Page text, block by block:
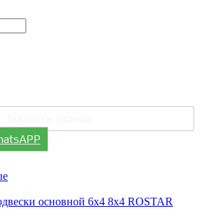
основной 6х4 8x4 ROSTAR